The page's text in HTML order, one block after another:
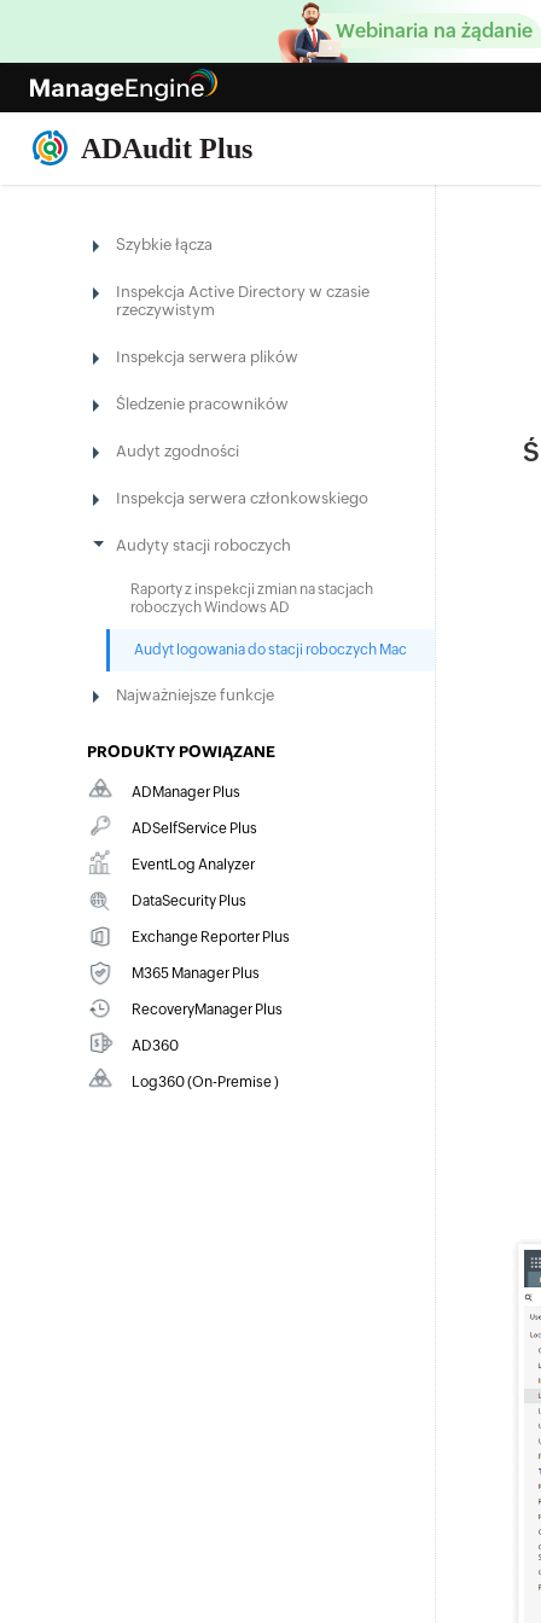
Webinaria na żądanie
Szybkie łącza
Inspekcja Active Directory w czasie
rzeczywistym
Inspekcja serwera plików
Śledzenie pracowników
Audyt zgodności
Inspekcja serwera członkowskiego
Audyty stacji roboczych
Raporty z inspekcji zmian na stacjach
roboczych Windows AD
Audyt logowania do stacji roboczych Mac
Najważniejsze funkcje
PRODUKTY POWIĄZANE
ADManager Plus
Zarządzanie i raportowanie Active Directory,
Microsoft 365 i Exchange
ADSelfService Plus
Samoobsługa haseł, MFA dla punktów końcowych,
dostęp warunkowy i SSO dla przedsiębiorstw
EventLog Analyzer
Wyczerpujące zarządzanie dziennikami i
zgodnością IT
DataSecurity Plus
Inspekcje plików, przeciwdziałanie wyciekom
danych i ocena ryzyka danych
Exchange Reporter Plus
Raportowanie, audyty i monitorowanie dla
hybrydowego Exchange i Skype
M365 Manager Plus
Zarządzanie, raportowanie i inspekcje Microsoft
365RecoveryManager Plus
Tworzenie kopii zapasowych i odzyskiwanie Active
Directory, Microsoft 365 i Exchange
AD360
Zarządzanie tożsamościami i dostępem dla
pracowników w ekosystemach hybrydowych
Log360 (On-Premise)